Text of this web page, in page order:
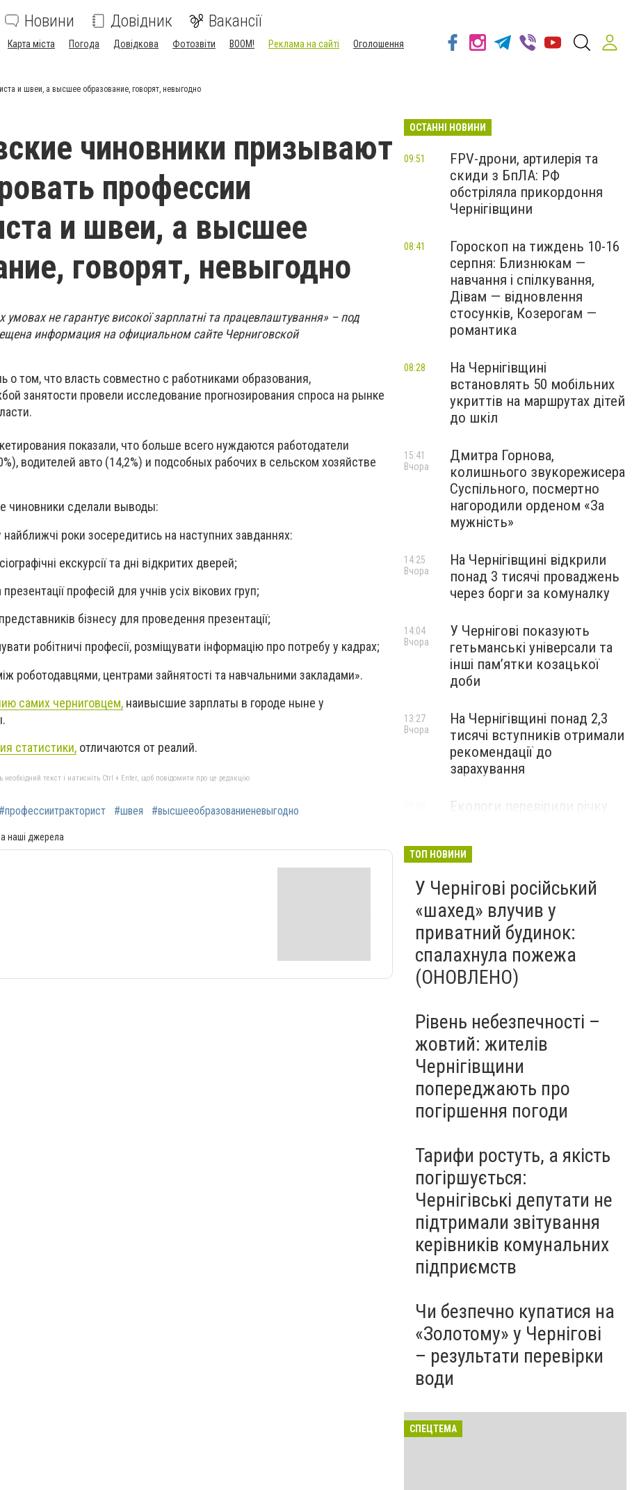
Новини Довідник Вакансії
Карта міста Погода Довідкова Фотозвіти BOOM! Реклама на сайті
Оголошення
и швеи, а высшее образование, говорят, невыгодно
чиновники призывают
профессии
и швеи, а высшее
говорят, невыгодно
умовах не гарантує високої зарплатні та працевлаштування» – под
информация на официальном сайте Черниговской
о том, что власть совместно с работниками образования,
занятости провели исследование прогнозирования спроса на рынке
показали, что больше всего нуждаются работодатели
водителей авто (14,2%) и подсобных рабочих в сельском хозяйстве
чиновники сделали выводы:
найближчі роки зосередитись на наступних завданнях:
екскурсії та дні відкритих дверей;
професій для учнів усіх вікових груп;
бізнесу для проведення презентації;
робітничі професії, розміщувати інформацію про потребу у кадрах;
роботодавцями, центрами зайнятості та навчальними закладами».
самих черниговцем, наивысшие зарплаты в городе ныне у
статистики, отличаются от реалий.
текст і натисніть Ctrl + Enter, щоб повідомити про це редакцію
#профессиитракторист #швея #высшееобразованиеневыгодно
наші джерела
ОСТАННІ НОВИНИ
FPV-дрони, артилерія та
скиди з БпЛА: РФ
обстріляла прикордоння
Чернігівщини
09:51
Гороскоп на тиждень 10-16
серпня: Близнюкам —
навчання і спілкування,
Дівам — відновлення
стосунків, Козерогам —
романтика
08:41
На Чернігівщині
встановлять 50 мобільних
укриттів на маршрутах дітей
до шкіл
08:28
Дмитра Горнова,
колишнього звукорежисера
Суспільного, посмертно
нагородили орденом «За
мужність»
15:41
Вчора
На Чернігівщині відкрили
понад 3 тисячі проваджень
через борги за комуналку
14:25
Вчора
У Чернігові показують
гетьманські універсали та
інші пам’ятки козацької
доби
14:04
Вчора
На Чернігівщині понад 2,3
тисячі вступників отримали
рекомендації до
зарахування
13:27
Вчора
Екологи перевірили річку
ТОП НОВИНИ
У Чернігові російський
«шахед» влучив у
приватний будинок:
спалахнула пожежа
(ОНОВЛЕНО)
Рівень небезпечності –
жовтий: жителів
Чернігівщини
попереджають про
погіршення погоди
Тарифи ростуть, а якість
погіршується:
Чернігівські депутати не
підтримали звітування
керівників комунальних
підприємств
Чи безпечно купатися на
«Золотому» у Чернігові
– результати перевірки
води
СПЕЦТЕМА